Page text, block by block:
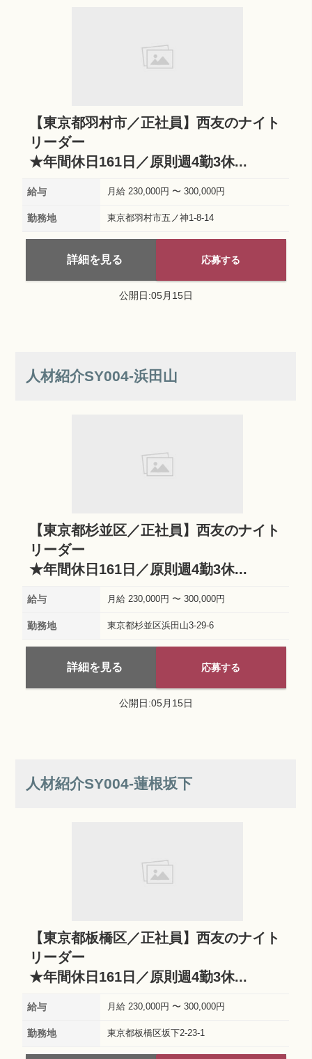
【東京都羽村市／正社員】西友のナイト
リーダー
★年間休日161日／原則週4勤3休...
給与 月給 230,000円 〜 300,000円
勤務地 東京都羽村市五ノ神1-8-14
応募する
詳細を見る
公開日:05月15日
人材紹介SY004‐浜田山
【東京都杉並区／正社員】西友のナイト
リーダー
★年間休日161日／原則週4勤3休...
給与 月給 230,000円 〜 300,000円
勤務地 東京都杉並区浜田山3-29-6
応募する
詳細を見る
公開日:05月15日
人材紹介SY004‐蓮根坂下
【東京都板橋区／正社員】西友のナイト
リーダー
★年間休日161日／原則週4勤3休...
給与 月給 230,000円 〜 300,000円
勤務地 東京都板橋区坂下2-23-1